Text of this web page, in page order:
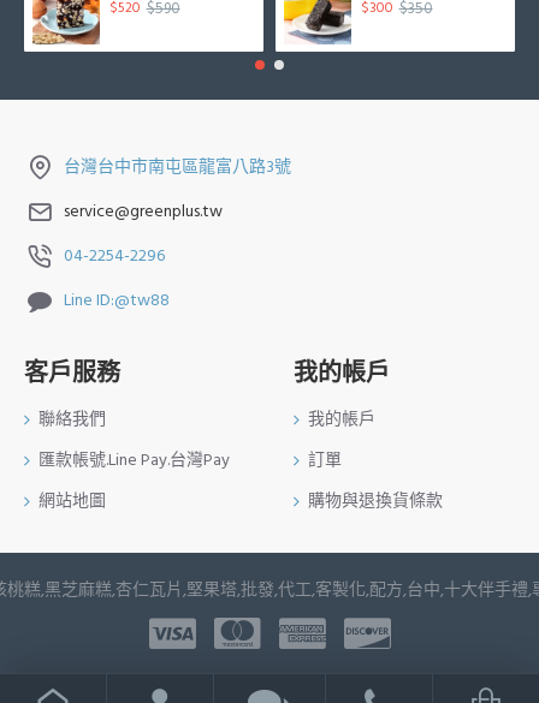
$520 $590 $300 $350
台灣台中市南屯區龍富八路3號
service@greenplus.tw
04-2254-2296
Line ID:@tw88
客戶服務
聯絡我們
匯款帳號.Line Pay.台灣Pay
網站地圖
我的帳戶
我的帳戶
訂單
購物與退換貨條款
桃糕,黑芝麻糕,杏仁瓦片,堅果塔,批發,代工,客製化,配方,台中,十大伴手禮,